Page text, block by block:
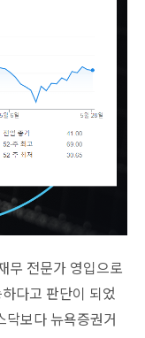
무 전문가 영입으로
다고 판단이 되었
닥보다 뉴욕증권거